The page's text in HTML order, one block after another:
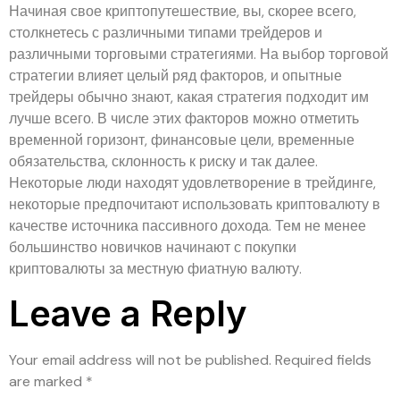
Начиная свое криптопутешествие, вы, скорее всего,
столкнетесь с различными типами трейдеров и
различными торговыми стратегиями. На выбор торговой
стратегии влияет целый ряд факторов, и опытные
трейдеры обычно знают, какая стратегия подходит им
лучше всего. В числе этих факторов можно отметить
временной горизонт, финансовые цели, временные
обязательства, склонность к риску и так далее.
Некоторые люди находят удовлетворение в трейдинге,
некоторые предпочитают использовать криптовалюту в
качестве источника пассивного дохода. Тем не менее
большинство новичков начинают с покупки
криптовалюты за местную фиатную валюту.
Leave a Reply
Your email address will not be published. Required fields
are marked *